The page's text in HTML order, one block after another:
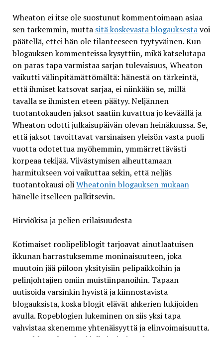
Wheaton ei itse ole suostunut kommentoimaan asiaa
sen tarkemmin, mutta sitä koskevasta blogauksestavoi
päätellä, ettei hän ole tilanteeseen tyytyväinen. Kun
blogauksen kommenteissa kysyttiin, mikä katselutapa
on paras tapa varmistaa sarjan tulevaisuus, Wheaton
vaikutti välinpitämättömältä: hänestä on tärkeintä,
että ihmiset katsovat sarjaa, ei niinkään se, millä
tavalla se ihmisten eteen päätyy. Neljännen
tuotantokauden jaksot saatiin kuvattua jo keväällä ja
Wheaton odotti julkaisupäivän olevan heinäkuussa. Se,
että jaksot tavoittavat varsinaisen yleisön vasta puoli
vuotta odotettua myöhemmin, ymmärrettävästi
korpeaa tekijää. Viivästymisen aiheuttamaan
harmitukseen voi vaikuttaa sekin, että neljäs
tuotantokausi oliWheatonin blogauksen mukaan
hänelle itselleen palkitsevin.
Hirviökisa ja pelien erilaisuudesta
Kotimaiset roolipeliblogit tarjoavat ainutlaatuisen
ikkunan harrastuksemme moninaisuuteen, joka
muutoin jää piiloon yksityisiin pelipaikkoihin ja
pelinjohtajien omiin muistiinpanoihin. Tapaan
uutisoida varsinkin hyvistä ja kiinnostavista
blogauksista, koska blogit elävät ahkerien lukijoiden
avulla. Ropeblogien lukeminen on siis yksi tapa
vahvistaa skenemme yhtenäisyyttä ja elinvoimaisuutta.